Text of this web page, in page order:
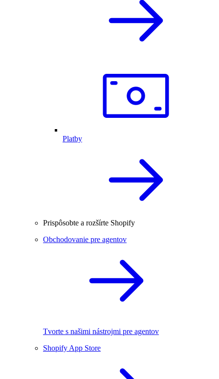
Platby
Prispôsobte a rozšírte Shopify
Obchodovanie pre agentov
Tvorte s našimi nástrojmi pre agentov
Shopify App Store